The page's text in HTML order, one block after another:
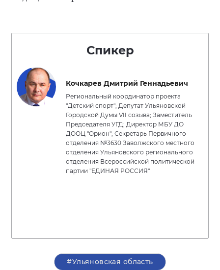
Спикер
Кочкарев Дмитрий Геннадьевич
Региональный координатор проекта
"Детский спорт"; Депутат Ульяновской
Городской Думы VII созыва; Заместитель
Председателя УГД; Директор МБУ ДО
ДООЦ "Орион"; Секретарь Первичного
отделения №3630 Заволжского местного
отделения Ульяновского регионального
отделения Всероссийской политической
партии "ЕДИНАЯ РОССИЯ"
#Ульяновская область